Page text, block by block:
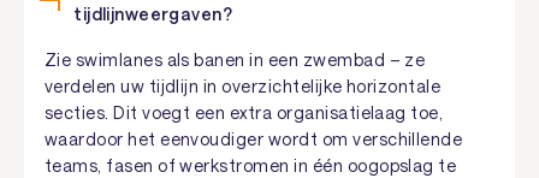
tijdlijnweergaven?
Zie swimlanes als banen in een zwembad – ze
verdelen uw tijdlijn in overzichtelijke horizontale
secties. Dit voegt een extra organisatielaag toe,
waardoor het eenvoudiger wordt om verschillende
teams, fasen of werkstromen in één oogopslag te